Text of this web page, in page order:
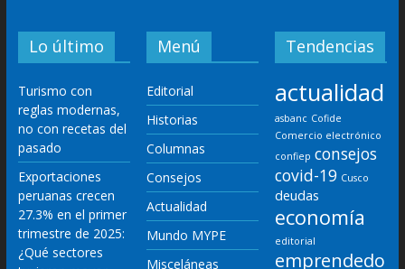
Lo último
Turismo con
reglas modernas,
no con recetas del
pasado
Exportaciones
peruanas crecen
27.3% en el primer
trimestre de 2025:
¿Qué sectores
Menú
Editorial
Historias
Columnas
Consejos
Actualidad
Mundo MYPE
Misceláneas
Tendencias
actualidad
asbanc Cofide
Comercio electrónico
confiep consejos
covid-19 Cusco
deudas
economía
editorial
emprendedo